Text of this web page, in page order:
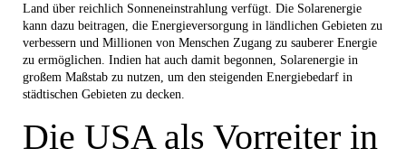
Land über reichlich Sonneneinstrahlung verfügt. Die Solarenergie
kann dazu beitragen, die Energieversorgung in ländlichen Gebieten zu
verbessern und Millionen von Menschen Zugang zu sauberer Energie
zu ermöglichen. Indien hat auch damit begonnen, Solarenergie in
großem Maßstab zu nutzen, um den steigenden Energiebedarf in
städtischen Gebieten zu decken.
Die USA als Vorreiter in